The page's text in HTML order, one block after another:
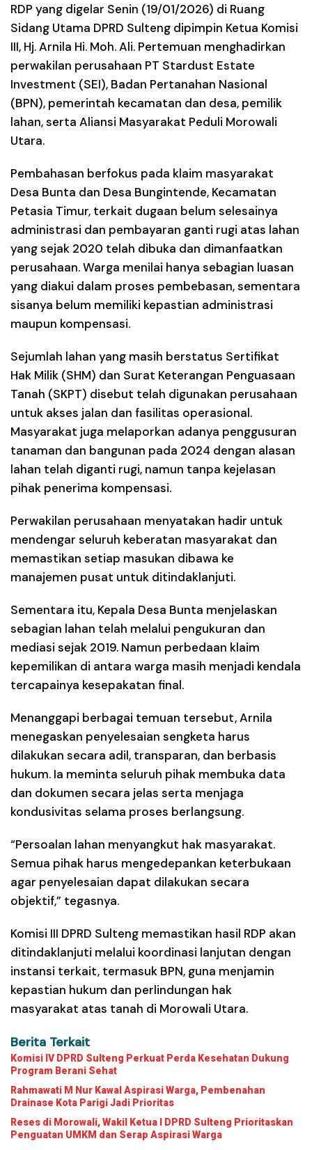
RDP yang digelar Senin (19/01/2026) di Ruang
Sidang Utama DPRD Sulteng dipimpin Ketua Komisi
III, Hj. Arnila Hi. Moh. Ali. Pertemuan menghadirkan
perwakilan perusahaan PT Stardust Estate
Investment (SEI), Badan Pertanahan Nasional
(BPN), pemerintah kecamatan dan desa, pemilik
lahan, serta Aliansi Masyarakat Peduli Morowali
Utara.
Pembahasan berfokus pada klaim masyarakat
Desa Bunta dan Desa Bungintende, Kecamatan
Petasia Timur, terkait dugaan belum selesainya
administrasi dan pembayaran ganti rugi atas lahan
yang sejak 2020 telah dibuka dan dimanfaatkan
perusahaan. Warga menilai hanya sebagian luasan
yang diakui dalam proses pembebasan, sementara
sisanya belum memiliki kepastian administrasi
maupun kompensasi.
Sejumlah lahan yang masih berstatus Sertifikat
Hak Milik (SHM) dan Surat Keterangan Penguasaan
Tanah (SKPT) disebut telah digunakan perusahaan
untuk akses jalan dan fasilitas operasional.
Masyarakat juga melaporkan adanya penggusuran
tanaman dan bangunan pada 2024 dengan alasan
lahan telah diganti rugi, namun tanpa kejelasan
pihak penerima kompensasi.
Perwakilan perusahaan menyatakan hadir untuk
mendengar seluruh keberatan masyarakat dan
memastikan setiap masukan dibawa ke
manajemen pusat untuk ditindaklanjuti.
Sementara itu, Kepala Desa Bunta menjelaskan
sebagian lahan telah melalui pengukuran dan
mediasi sejak 2019. Namun perbedaan klaim
kepemilikan di antara warga masih menjadi kendala
tercapainya kesepakatan final.
Menanggapi berbagai temuan tersebut, Arnila
menegaskan penyelesaian sengketa harus
dilakukan secara adil, transparan, dan berbasis
hukum. Ia meminta seluruh pihak membuka data
dan dokumen secara jelas serta menjaga
kondusivitas selama proses berlangsung.
“Persoalan lahan menyangkut hak masyarakat.
Semua pihak harus mengedepankan keterbukaan
agar penyelesaian dapat dilakukan secara
objektif,” tegasnya.
Komisi III DPRD Sulteng memastikan hasil RDP akan
ditindaklanjuti melalui koordinasi lanjutan dengan
instansi terkait, termasuk BPN, guna menjamin
kepastian hukum dan perlindungan hak
masyarakat atas tanah di Morowali Utara.
Berita Terkait
Komisi IV DPRD Sulteng Perkuat Perda Kesehatan Dukung
Program Berani Sehat
Rahmawati M Nur Kawal Aspirasi Warga, Pembenahan
Drainase Kota Parigi Jadi Prioritas
Reses di Morowali, Wakil Ketua I DPRD Sulteng Prioritaskan
Penguatan UMKM dan Serap Aspirasi Warga